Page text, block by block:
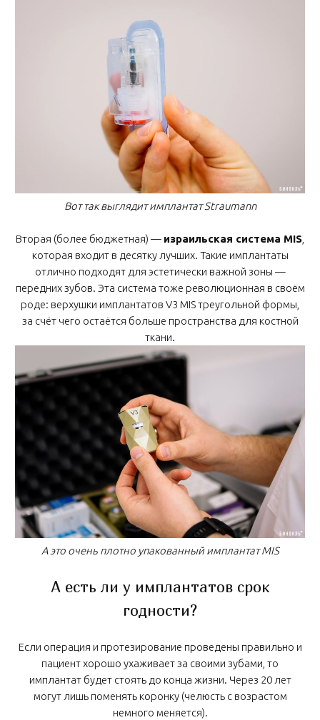
Вот так выглядит имплантат Straumann
Вторая (более бюджетная) — израильская система MIS
которая входит в десятку лучших. Такие имплантаты
отлично подходят для эстетически важной зоны —
передних зубов. Эта система тоже революционная в своём
роде: верхушки имплантатов V3 MIS треугольной формы,
за счёт чего остаётся больше пространства для костной
ткани.
А это очень плотно упакованный имплантат MIS
А есть ли у имплантатов срок
годности?
Если операция и протезирование проведены правильно и
пациент хорошо ухаживает за своими зубами, то
имплантат будет стоять до конца жизни. Через 20 лет
могут лишь поменять коронку (челюсть с возрастом
немного меняется).